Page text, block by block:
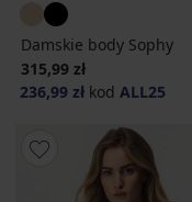
Damskie body Sophy
315,99 zł
236,99 zł kod ALL25